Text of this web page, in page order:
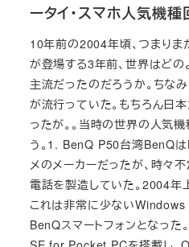
ータイ・スマホ人気機
10年前の2004年頃、つまりま
が登場する3年前、世界はど
主流だったのだろうか。ちな
が流行っていた。もちろん日
ったが。。当時の世界の人気
う。1. BenQ P50台湾BenQは
メのメーカーだったが、時々
電話を製造していた。2004年
これは非常に少ない
BenQスマートフォンとなっ